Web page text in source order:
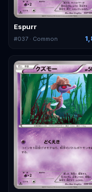
Espurr
#037 · Common